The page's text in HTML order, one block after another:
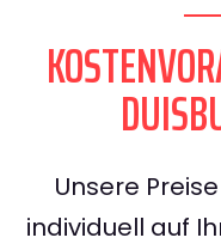
Unsere
individuell auf